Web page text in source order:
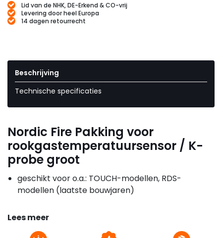
Lid van de NHK, DE-Erkend & CO-vrij
Levering door heel Europa
14 dagen retourrecht
Beschrijving
Technische specificaties
Nordic Fire Pakking voor
rookgastemperatuursensor / K-
probe groot
geschikt voor o.a.: TOUCH-modellen, RDS-
modellen (laatste bouwjaren)
Lees meer